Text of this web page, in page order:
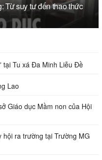
Từ suy tư đến thao thức
tại Tu xá Đa Minh Liễu Đề
Lao
Giáo dục Mầm non của Hội
hội ra trường tại Trường MG